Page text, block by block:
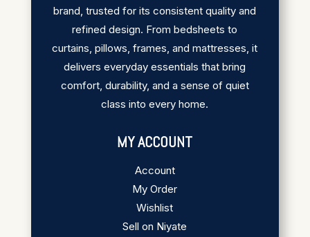
brand, trusted for its consistent quality and
refined design. From bedsheets to
curtains, pillows, frames, and mattresses, it
delivers everyday essentials that bring
comfort, durability, and a sense of quiet
class into every home.
MY ACCOUNT
Account
My Order
Wishlist
Sell on Niyate